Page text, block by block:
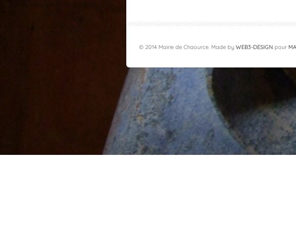
© 2014 Mairie de Chaource. Made by WEB3-DESIGN pour